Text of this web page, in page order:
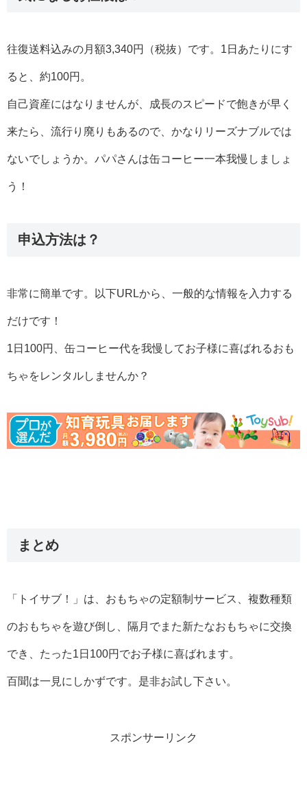
往復送料込みの月額3,340円（税抜）です。1日あたりにす
ると、約100円。
自己資産にはなりませんが、成長のスピードで飽きが早く
来たら、流行り廃りもあるので、かなりリーズナブルでは
ないでしょうか。パパさんは缶コーヒー一本我慢しましょ
う！
申込方法は？
非常に簡単です。以下URLから、一般的な情報を入力する
だけです！
1日100円、缶コーヒー代を我慢してお子様に喜ばれるおも
ちゃをレンタルしませんか？
まとめ
「トイサブ！」は、おもちゃの定額制サービス、複数種類
のおもちゃを遊び倒し、隔月でまた新たなおもちゃに交換
でき、たった1日100円でお子様に喜ばれます。
百聞は一見にしかずです。是非お試し下さい。
スポンサーリンク